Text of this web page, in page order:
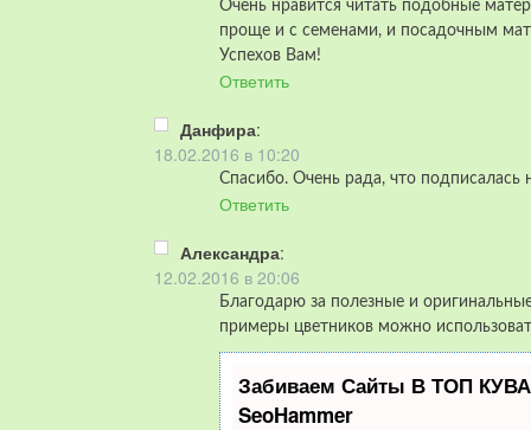
Очень нравится читать подобные
проще и с семенами, и посадочным
Успехов Вам!
Ответить
Данфира:
18.02.2016 в 10:20
Спасибо. Очень рада, что
Ответить
Александра:
12.02.2016 в 20:06
Благодарю за полезные и
примеры цветников можно
Забиваем Сайты В ТОП
SeoHammer